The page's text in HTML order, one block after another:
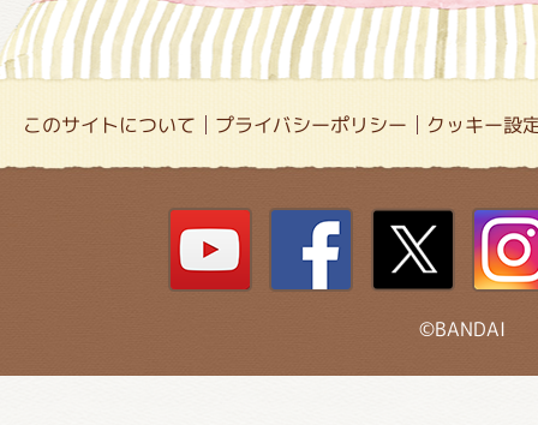
このサイトについて プライバシーポリシー クッキー設
©BANDAI